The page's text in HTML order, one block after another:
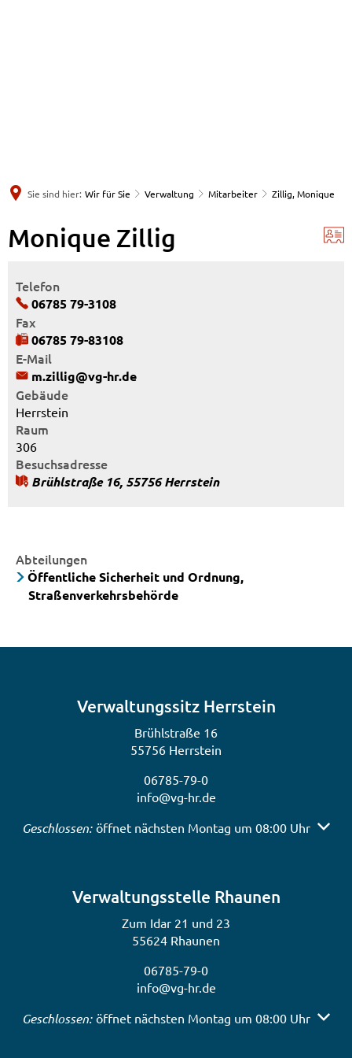
Sie sind hier: Wir für Sie Verwaltung Mitarbeiter Zillig, Monique
Monique Zillig
Telefon
06785 79-3108
Fax
06785 79-83108
E-Mail
m.zillig@vg-hr.de
Gebäude
Herrstein
Raum
306
Besuchsadresse
Brühlstraße 16, 55756 Herrstein
Abteilungen
Öffentliche Sicherheit und Ordnung,
Straßenverkehrsbehörde
Verwaltungssitz Herrstein
Brühlstraße 16
55756 Herrstein
06785-79-0
info@vg-hr.de
Klicken, um weitere Öffnungs- oder Schließzeiten
Geschlossen: öffnet nächsten Montag um 08:00 Uhr
Verwaltungsstelle Rhaunen
Zum Idar 21 und 23
55624 Rhaunen
06785-79-0
info@vg-hr.de
Klicken, um weitere Öffnungs- oder Schließzeiten
Geschlossen: öffnet nächsten Montag um 08:00 Uhr